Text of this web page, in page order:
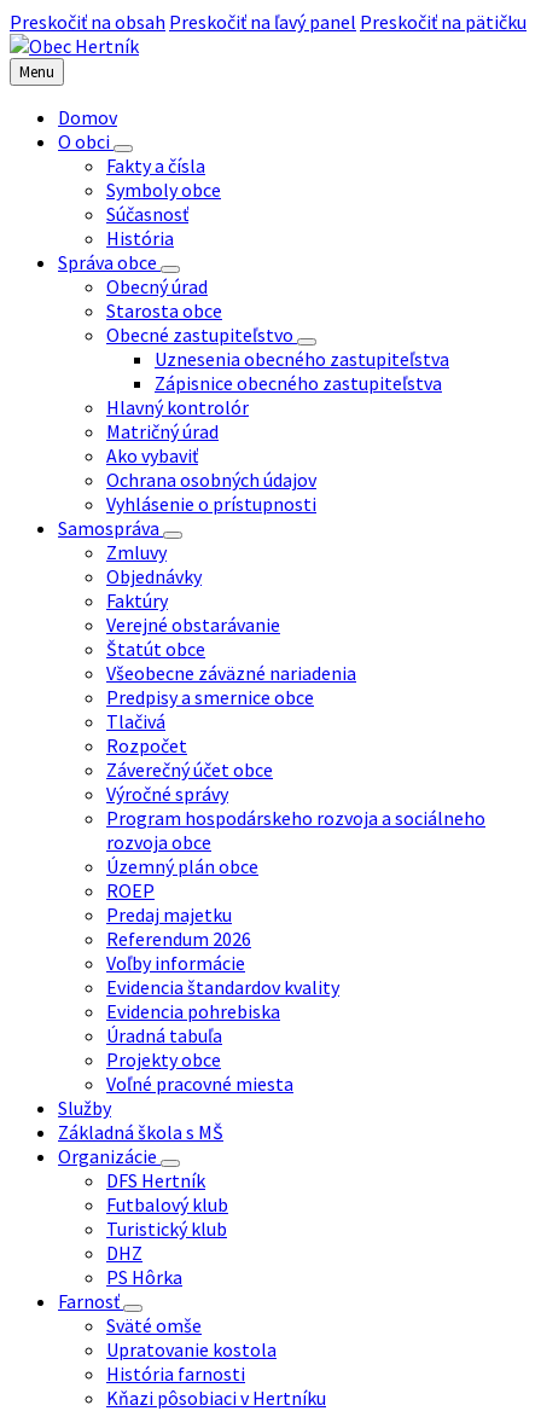
Preskočiť na obsah Preskočiť na ľavý panel Preskočiť na pätičku
Menu
Domov
O obci
Fakty a čísla
Symboly obce
Súčasnosť
História
Správa obce
Obecný úrad
Starosta obce
Obecné zastupiteľstvo
Uznesenia obecného zastupiteľstva
Zápisnice obecného zastupiteľstva
Hlavný kontrolór
Matričný úrad
Ako vybaviť
Ochrana osobných údajov
Vyhlásenie o prístupnosti
Samospráva
Zmluvy
Objednávky
Faktúry
Verejné obstarávanie
Štatút obce
Všeobecne záväzné nariadenia
Predpisy a smernice obce
Tlačivá
Rozpočet
Záverečný účet obce
Výročné správy
Program hospodárskeho rozvoja a sociálneho
rozvoja obce
Územný plán obce
ROEP
Predaj majetku
Referendum 2026
Voľby informácie
Evidencia štandardov kvality
Evidencia pohrebiska
Úradná tabuľa
Projekty obce
Voľné pracovné miesta
Služby
Základná škola s MŠ
Organizácie
DFS Hertník
Futbalový klub
Turistický klub
DHZ
PS Hôrka
Farnosť
Sväté omše
Upratovanie kostola
História farnosti
Kňazi pôsobiaci v Hertníku